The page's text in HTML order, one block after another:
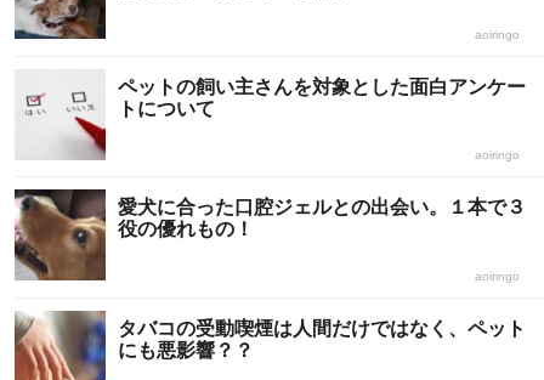
aoiringo
ペットの飼い主さんを対象とした面白アンケー
トについて
aoiringo
愛犬に合った口腔ジェルとの出会い。１本で３
役の優れもの！
aoiringo
タバコの受動喫煙は人間だけではなく、ペット
にも悪影響？？